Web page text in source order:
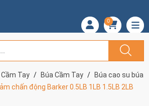
0
Cầm Tay Búa Cầm Tay
Búa cao su búa
chấn động Barker 0.5LB 1LB 1.5LB 2LB